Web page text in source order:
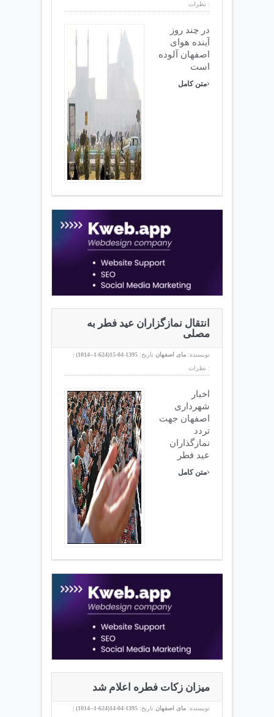
نظرات :
در چند روز
آینده هوای
اصفهان آلوده
است
متن کامل›
انتقال نمازگزاران عید فطر به
مصلی
نویسنده: مای اصفهان تاریخ: 1395-04-15(
624-1--1014
)
|
نظرات :
اخبار
شهرداری
اصفهان جهت
تردد
نمازگذاران
عید فطر
متن کامل›
میزان زکات فطره اعلام شد
نویسنده: مای اصفهان تاریخ: 1395-04-14(
624-1--1014
)
|